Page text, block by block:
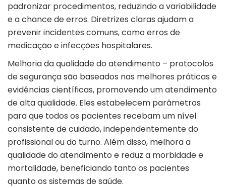
padronizar procedimentos, reduzindo a variabilidade
e a chance de erros. Diretrizes claras ajudam a
prevenir incidentes comuns, como erros de
medicação e infecções hospitalares.
Melhoria da qualidade do atendimento – protocolos
de segurança são baseados nas melhores práticas e
evidências científicas, promovendo um atendimento
de alta qualidade. Eles estabelecem parâmetros
para que todos os pacientes recebam um nível
consistente de cuidado, independentemente do
profissional ou do turno. Além disso, melhora a
qualidade do atendimento e reduz a morbidade e
mortalidade, beneficiando tanto os pacientes
quanto os sistemas de saúde.